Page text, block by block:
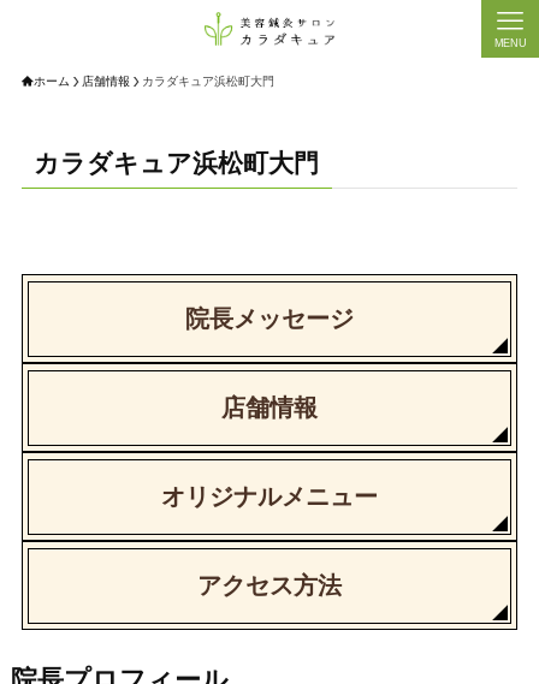
MENU
ホーム 店舗情報 カラダキュア浜松町大門
カラダキュア浜松町大門
院長メッセージ
店舗情報
オリジナルメニュー
アクセス方法